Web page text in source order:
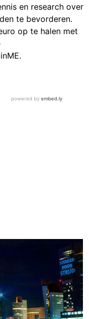
en research over
te bevorderen.
op te halen met